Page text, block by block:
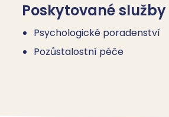
Poskytované služby
Psychologické poradenství
Pozůstalostní péče